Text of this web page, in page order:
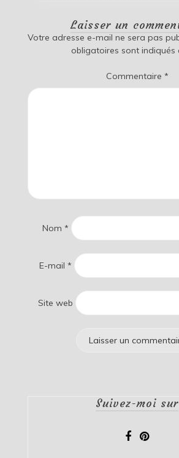
Laisser un
Votre adresse e-mail ne sera pas
obligatoires sont indiqués
Commentaire *
Nom *
E-mail *
Site web
Suivez-moi sur